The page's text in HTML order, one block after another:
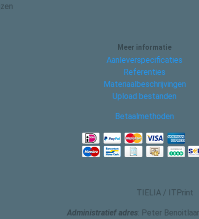
Meer informatie
Aanleverspecificaties
Referenties
Materiaalbeschrijvingen
Upload bestanden
Betaalmethoden
TIELIA / ITPrint
Administratief adres: Peter